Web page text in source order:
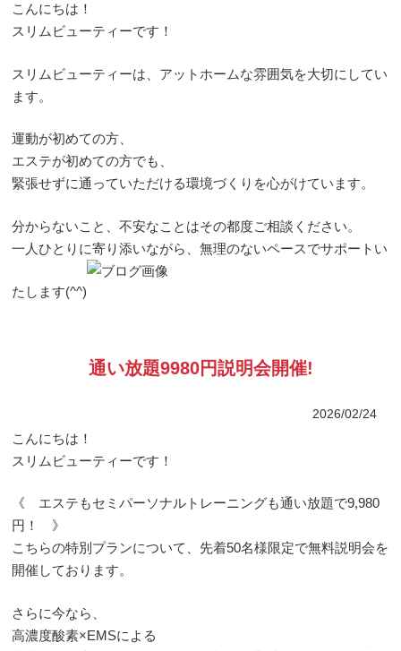
こんにちは！
スリムビューティーです！
スリムビューティーは、アットホームな雰囲気を大切にしてい
ます。
運動が初めての方、
エステが初めての方でも、
緊張せずに通っていただける環境づくりを心がけています。
分からないこと、不安なことはその都度ご相談ください。
一人ひとりに寄り添いながら、無理のないペースでサポートい
たします(^^)
通い放題9980円説明会開催!
2026/02/24
こんにちは！
スリムビューティーです！
《 エステもセミパーソナルトレーニングも通い放題で9,980
円！ 》
こちらの特別プランについて、先着50名様限定で無料説明会を
開催しております。
さらに今なら、
高濃度酸素×EMSによる